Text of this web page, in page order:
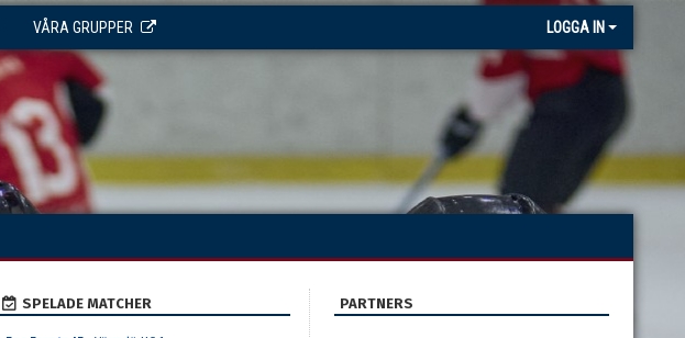
VÅRA GRUPPER LOGGA IN
SPELADE MATCHER PARTNERS